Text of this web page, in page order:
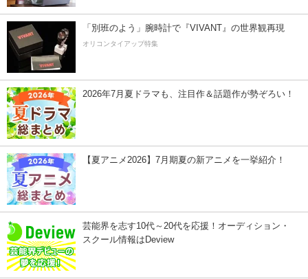
「別班のよう」腕時計で『VIVANT』の世界観再現
オリコンタイアップ特集
2026年7月夏ドラマも、注目作＆話題作が勢ぞろい！
【夏アニメ2026】7月期夏の新アニメを一挙紹介！
芸能界を志す10代～20代を応援！オーディション・
スクール情報はDeview